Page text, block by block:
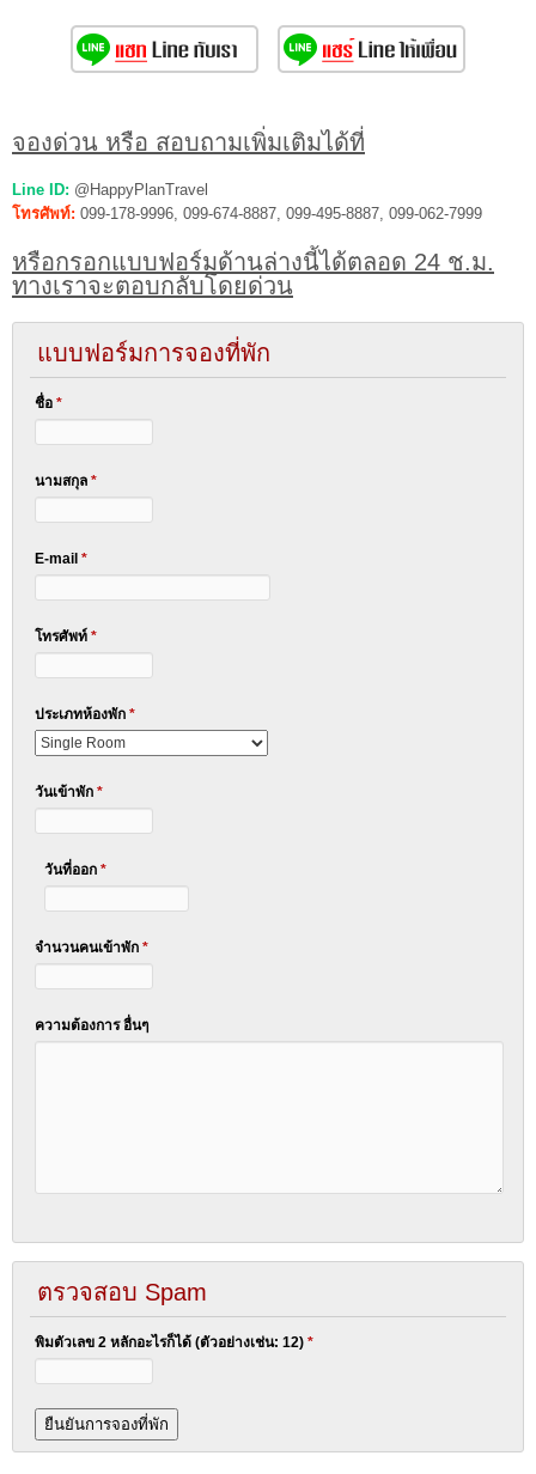
จองด่วน หรือ สอบถามเพิ่มเติมได้ที่
Line ID: @HappyPlanTravel
โทรศัพท์: 099-178-9996, 099-674-8887, 099-495-8887, 099-062-7999
หรือกรอกแบบฟอร์มด้านล่างนี้ได้ตลอด 24 ช.ม.
ทางเราจะตอบกลับโดยด่วน
แบบฟอร์มการจองที่พัก
ชื่อ *
นามสกุล *
E-mail *
โทรศัพท์ *
ประเภทห้องพัก *
วันเข้าพัก *
วันที่ออก *
จำนวนคนเข้าพัก *
ความต้องการ อื่นๆ
ตรวจสอบ Spam
พิมตัวเลข 2 หลักอะไรก็ได้ (ตัวอย่างเช่น: 12) *